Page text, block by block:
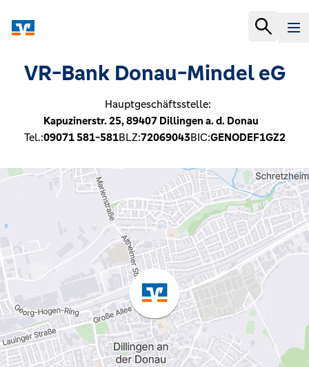
VR-Bank Donau-Mindel eG
Hauptgeschäftsstelle:
Kapuzinerstr. 25,89407 Dillingen a. d. Donau
Tel.:09071 581-581BLZ:72069043BIC:GENODEF1GZ2